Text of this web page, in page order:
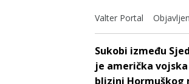
Valter Portal
Sukobi između
je američka
blizini Hormuškog